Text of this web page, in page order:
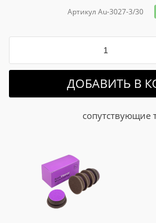
Артикул Au-3027-3/30
ДОБАВИТЬ В
сопутствующие